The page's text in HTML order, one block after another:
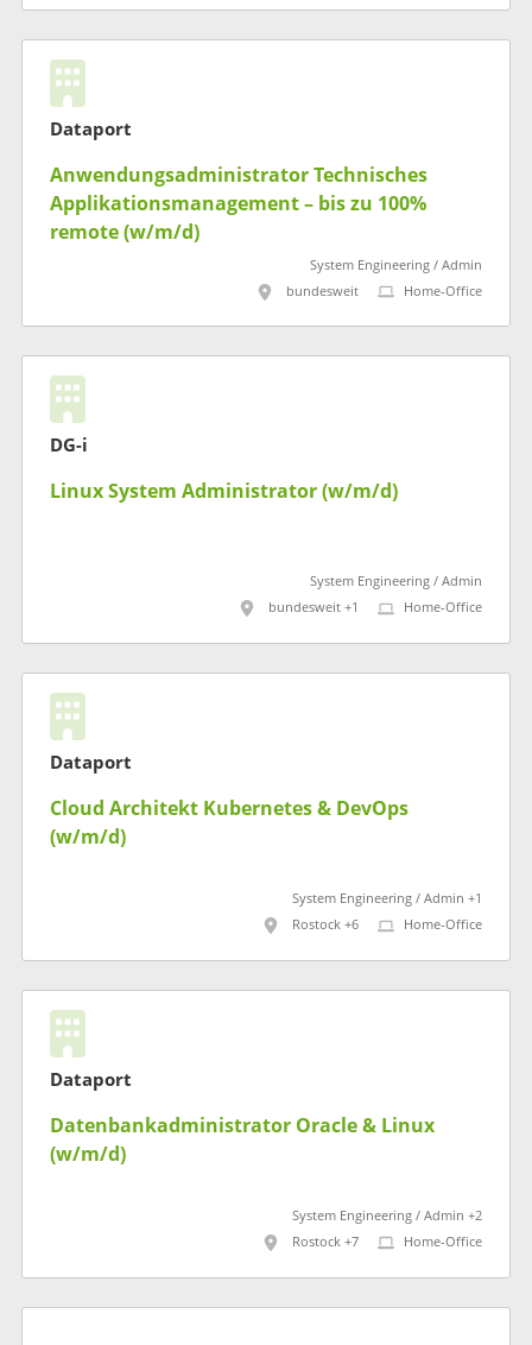
Dataport
Anwendungsadministrator Technisches
Applikationsmanagement – bis zu 100%
remote (w/m/d)
System Engineering / Admin
bundesweit
Home-Office
DG-i
Linux System Administrator (w/m/d)
System Engineering / Admin
bundesweit +1
Home-Office
Dataport
Cloud Architekt Kubernetes & DevOps
(w/m/d)
System Engineering / Admin +1
Rostock +6
Home-Office
Dataport
Datenbankadministrator Oracle & Linux
(w/m/d)
System Engineering / Admin +2
Rostock +7
Home-Office